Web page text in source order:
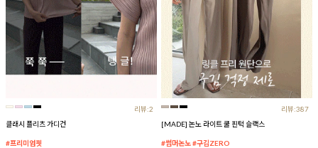
리뷰:2
클래시 플리츠 가디건
#프리미엄핏
리뷰:387
[MADE] 논노 라이트 쿨 핀턱 슬랙스
#썸머논노 #구김ZERO